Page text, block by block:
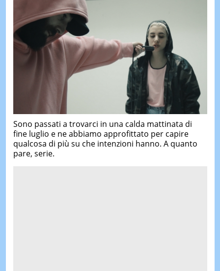
Sono passati a trovarci in una calda mattinata di
fine luglio e ne abbiamo approfittato per capire
qualcosa di più su che intenzioni hanno. A quanto
pare, serie.